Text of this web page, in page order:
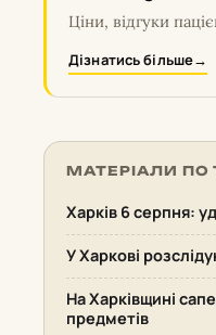
Ціни, відгуки
Дізнатись більше→
МАТЕРІАЛИ ПО
Харків 6 серпня:
У Харкові
На Харківщині
предметів